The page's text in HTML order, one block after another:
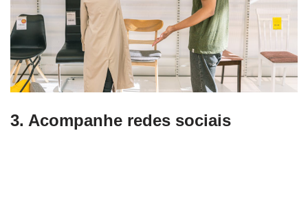
3. Acompanhe redes sociais